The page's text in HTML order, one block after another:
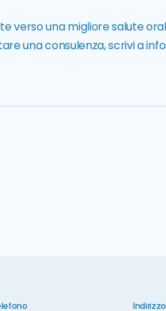
verso una migliore salute
una consulenza, scrivi a
Indirizzo